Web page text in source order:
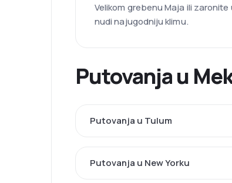
Velikom grebenu Maja ili
nudi najugodniju klimu.
Putovanja u
Putovanja u Tulum
Putovanja u New Yorku